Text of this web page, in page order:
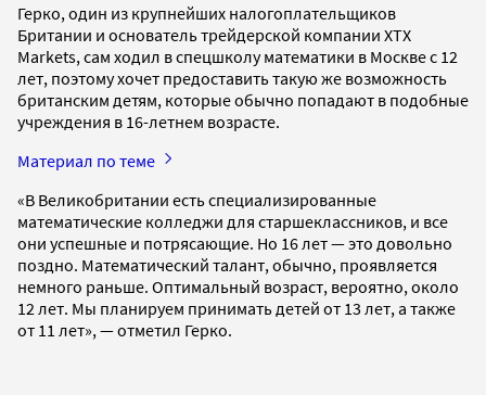
Герко, один из крупнейших налогоплательщиков
Британии и основатель трейдерской компании XTX
Markets, сам ходил в спецшколу математики в Москве с 12
лет, поэтому хочет предоставить такую же возможность
британским детям, которые обычно попадают в подобные
учреждения в 16-летнем возрасте.
Материал по теме
«В Великобритании есть специализированные
математические колледжи для старшеклассников, и все
они успешные и потрясающие. Но 16 лет — это довольно
поздно. Математический талант, обычно, проявляется
немного раньше. Оптимальный возраст, вероятно, около
12 лет. Мы планируем принимать детей от 13 лет, а также
от 11 лет», — отметил Герко.